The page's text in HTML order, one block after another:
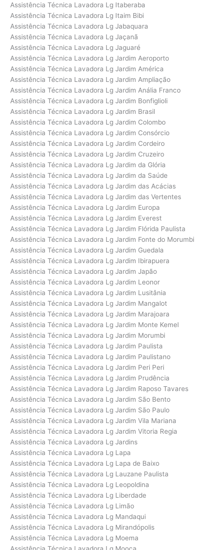
Assistência Técnica Lavadora Lg Itaberaba
Assistência Técnica Lavadora Lg Itaim Bibi
Assistência Técnica Lavadora Lg Jabaquara
Assistência Técnica Lavadora Lg Jaçanã
Assistência Técnica Lavadora Lg Jaguaré
Assistência Técnica Lavadora Lg Jardim Aeroporto
Assistência Técnica Lavadora Lg Jardim América
Assistência Técnica Lavadora Lg Jardim Ampliação
Assistência Técnica Lavadora Lg Jardim Anália Franco
Assistência Técnica Lavadora Lg Jardim Bonfiglioli
Assistência Técnica Lavadora Lg Jardim Brasil
Assistência Técnica Lavadora Lg Jardim Colombo
Assistência Técnica Lavadora Lg Jardim Consórcio
Assistência Técnica Lavadora Lg Jardim Cordeiro
Assistência Técnica Lavadora Lg Jardim Cruzeiro
Assistência Técnica Lavadora Lg Jardim da Glória
Assistência Técnica Lavadora Lg Jardim da Saúde
Assistência Técnica Lavadora Lg Jardim das Acácias
Assistência Técnica Lavadora Lg Jardim das Vertentes
Assistência Técnica Lavadora Lg Jardim Europa
Assistência Técnica Lavadora Lg Jardim Everest
Assistência Técnica Lavadora Lg Jardim Flórida Paulista
Assistência Técnica Lavadora Lg Jardim Fonte do Morumbi
Assistência Técnica Lavadora Lg Jardim Guedala
Assistência Técnica Lavadora Lg Jardim Ibirapuera
Assistência Técnica Lavadora Lg Jardim Japão
Assistência Técnica Lavadora Lg Jardim Leonor
Assistência Técnica Lavadora Lg Jardim Lusitânia
Assistência Técnica Lavadora Lg Jardim Mangalot
Assistência Técnica Lavadora Lg Jardim Marajoara
Assistência Técnica Lavadora Lg Jardim Monte Kemel
Assistência Técnica Lavadora Lg Jardim Morumbi
Assistência Técnica Lavadora Lg Jardim Paulista
Assistência Técnica Lavadora Lg Jardim Paulistano
Assistência Técnica Lavadora Lg Jardim Peri Peri
Assistência Técnica Lavadora Lg Jardim Prudência
Assistência Técnica Lavadora Lg Jardim Raposo Tavares
Assistência Técnica Lavadora Lg Jardim São Bento
Assistência Técnica Lavadora Lg Jardim São Paulo
Assistência Técnica Lavadora Lg Jardim Vila Mariana
Assistência Técnica Lavadora Lg Jardim Vitoria Regia
Assistência Técnica Lavadora Lg Jardins
Assistência Técnica Lavadora Lg Lapa
Assistência Técnica Lavadora Lg Lapa de Baixo
Assistência Técnica Lavadora Lg Lauzane Paulista
Assistência Técnica Lavadora Lg Leopoldina
Assistência Técnica Lavadora Lg Liberdade
Assistência Técnica Lavadora Lg Limão
Assistência Técnica Lavadora Lg Mandaqui
Assistência Técnica Lavadora Lg Mirandópolis
Assistência Técnica Lavadora Lg Moema
Assistência Técnica Lavadora Lg Mooca